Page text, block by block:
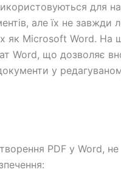
для
але їх не завжди
як Microsoft Word. На
Word, що дозволяє
у
PDF у Word, не